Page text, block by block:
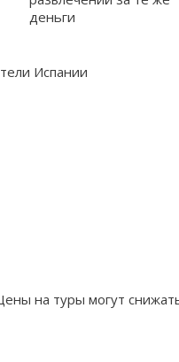
деньги
Испании
на туры могут